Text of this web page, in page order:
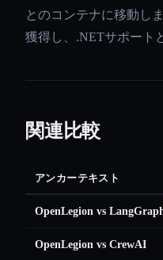
とのコンテナに移動し
獲得し、.NETサポート
関連比較
アンカーテキスト
OpenLegion vs
OpenLegion vs CrewAI